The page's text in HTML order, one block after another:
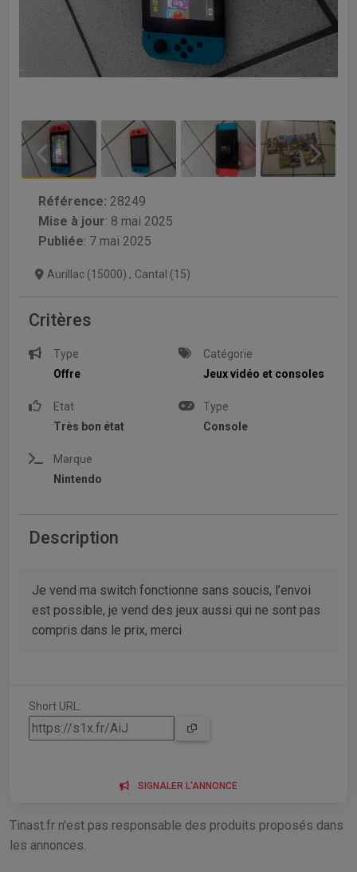
Référence: 28249
Mise à jour: 8 mai 2025
Publiée: 7 mai 2025
Aurillac (15000) , Cantal (15)
Critères
Type
Offre
Catégorie
Jeux vidéo et consoles
Etat
Très bon état
Type
Console
Marque
Nintendo
Description
Je vend ma switch fonctionne sans soucis, l’envoi
est possible, je vend des jeux aussi qui ne sont pas
compris dans le prix, merci
Short URL:
SIGNALER L'ANNONCE
Tinast.fr n'est pas responsable des produits proposés dans
les annonces.